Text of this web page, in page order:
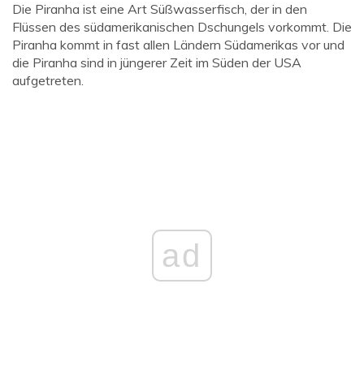
Die Piranha ist eine Art Süßwasserfisch, der in den
Flüssen des südamerikanischen Dschungels vorkommt. Die
Piranha kommt in fast allen Ländern Südamerikas vor und
die Piranha sind in jüngerer Zeit im Süden der USA
aufgetreten.
ad